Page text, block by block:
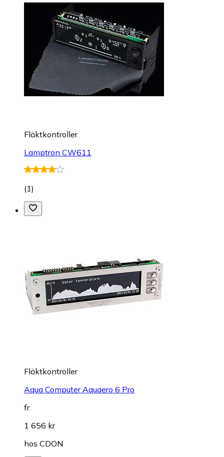
Fläktkontroller
Lamptron CW611
(1)
Fläktkontroller
Aqua Computer Aquaero 6 Pro
fr.
1 656 kr
hos CDON